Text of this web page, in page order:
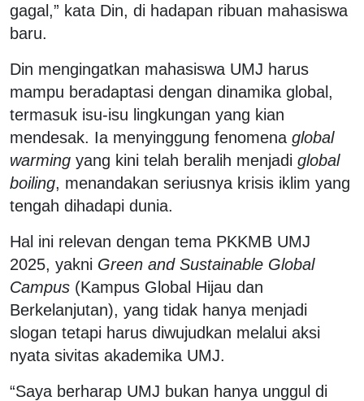
gagal,” kata Din, di hadapan ribuan mahasiswa
baru.
Din mengingatkan mahasiswa UMJ harus
mampu beradaptasi dengan dinamika global,
termasuk isu-isu lingkungan yang kian
mendesak. Ia menyinggung fenomena global
warming yang kini telah beralih menjadi global
boiling, menandakan seriusnya krisis iklim yang
tengah dihadapi dunia.
Hal ini relevan dengan tema PKKMB UMJ
2025, yakni Green and Sustainable Global
Campus (Kampus Global Hijau dan
Berkelanjutan), yang tidak hanya menjadi
slogan tetapi harus diwujudkan melalui aksi
nyata sivitas akademika UMJ.
“Saya berharap UMJ bukan hanya unggul di